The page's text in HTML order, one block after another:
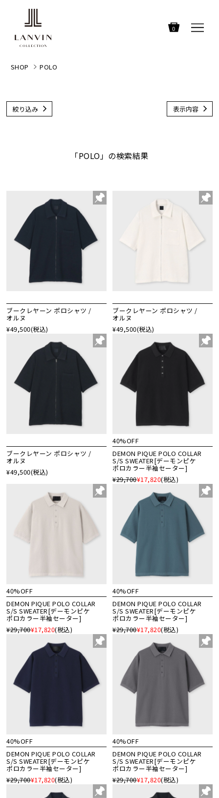
0
SHOP POLO
絞り込み 表示内容
「POLO」の検索結果
ブークレヤーン ポロシャツ /
オルヌ
¥49,500(税込)
ブークレヤーン ポロシャツ /
オルヌ
¥49,500(税込)
ブークレヤーン ポロシャツ /
オルヌ
¥49,500(税込)
40%OFF
DEMON PIQUE POLO COLLAR
S/S SWEATER[デーモンピケ
ポロカラー半袖セーター]
¥29,700¥17,820(税込)
40%OFF
DEMON PIQUE POLO COLLAR
S/S SWEATER[デーモンピケ
ポロカラー半袖セーター]
¥29,700¥17,820(税込)
40%OFF
DEMON PIQUE POLO COLLAR
S/S SWEATER[デーモンピケ
ポロカラー半袖セーター]
¥29,700¥17,820(税込)
40%OFF
DEMON PIQUE POLO COLLAR
S/S SWEATER[デーモンピケ
ポロカラー半袖セーター]
¥29,700¥17,820(税込)
40%OFF
DEMON PIQUE POLO COLLAR
S/S SWEATER[デーモンピケ
ポロカラー半袖セーター]
¥29,700¥17,820(税込)